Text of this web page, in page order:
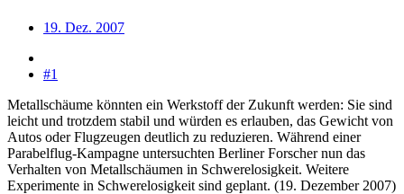
19. Dez. 2007
#1
Metallschäume könnten ein Werkstoff der Zukunft werden: Sie sind
leicht und trotzdem stabil und würden es erlauben, das Gewicht von
Autos oder Flugzeugen deutlich zu reduzieren. Während einer
Parabelflug-Kampagne untersuchten Berliner Forscher nun das
Verhalten von Metallschäumen in Schwerelosigkeit. Weitere
Experimente in Schwerelosigkeit sind geplant. (19. Dezember 2007)